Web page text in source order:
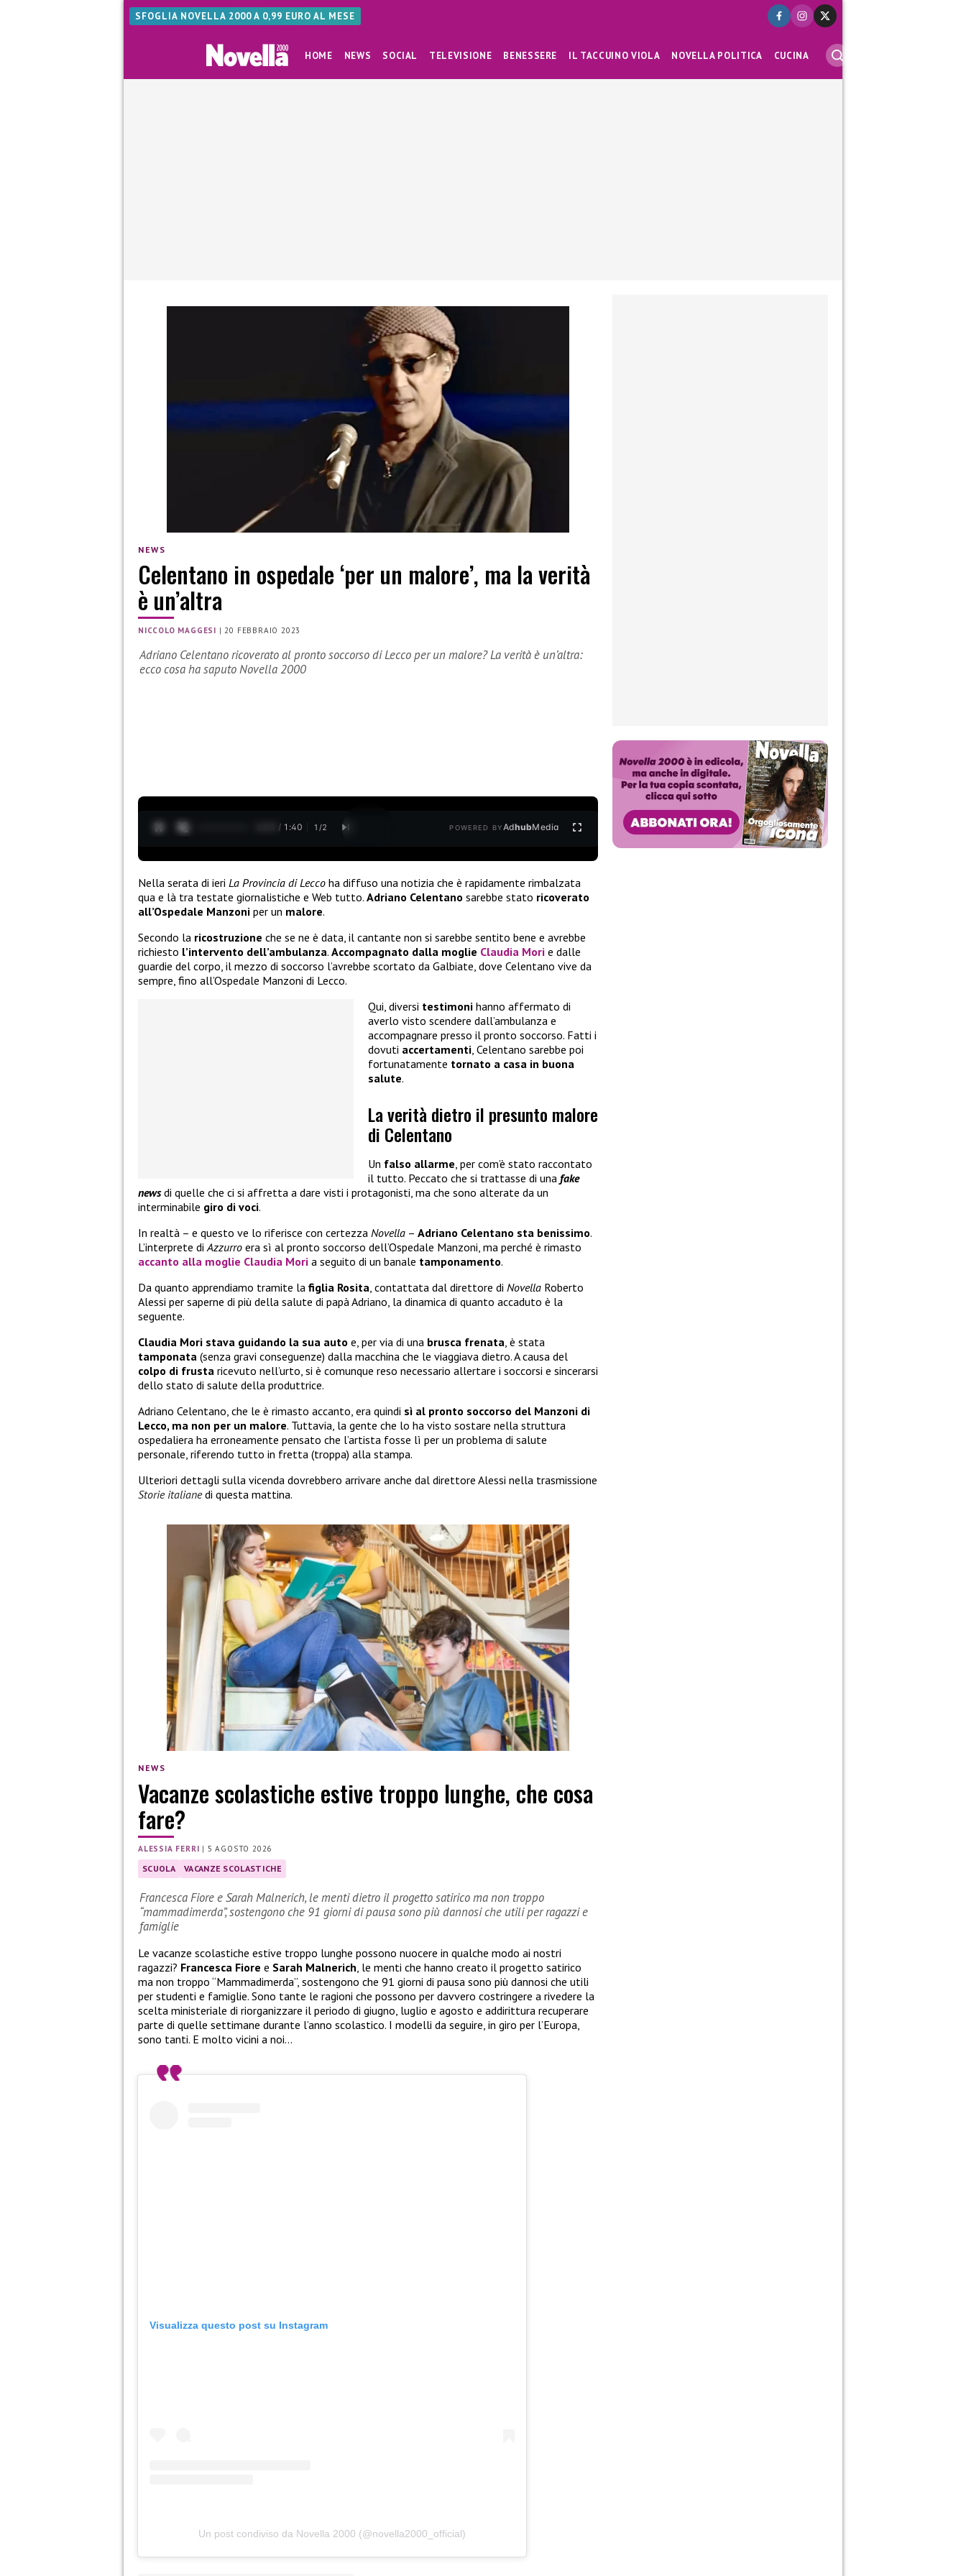
SFOGLIA NOVELLA 2000 A 0,99 EURO AL MESE
HOME NEWS SOCIAL TELEVISIONE BENESSERE IL TACCUINO VIOLA NOVELLA POLITICA CUCINA
NEWS
Celentano in ospedale ‘per un malore’, ma la verità
è un’altra
NICCOLO MAGGESI |20 FEBBRAIO 2023
Adriano Celentano ricoverato al pronto soccorso di Lecco per un malore? La verità è un’altra:
ecco cosa ha saputo Novella 2000
0:04 / 1:40 1 /2 POWERED BYAdhubMedia
Nella serata di ieri La Provincia di Lecco ha diffuso una notizia che è rapidamente rimbalzata
qua e là tra testate giornalistiche e Web tutto. Adriano Celentano sarebbe stato ricoverato
all’Ospedale Manzoni per un malore.
Secondo la ricostruzione che se ne è data, il cantante non si sarebbe sentito bene e avrebbe
richiesto l’intervento dell’ambulanza. Accompagnato dalla moglie Claudia Mori e dalle
guardie del corpo, il mezzo di soccorso l’avrebbe scortato da Galbiate, dove Celentano vive da
sempre, fino all’Ospedale Manzoni di Lecco.
Qui, diversi testimoni hanno affermato di
averlo visto scendere dall’ambulanza e
accompagnare presso il pronto soccorso. Fatti i
dovuti accertamenti , Celentano sarebbe poi
fortunatamente tornato a casa in buona
salute.
La verità dietro il presunto malore
di Celentano
Un falso allarme, per com’è stato raccontato
il tutto. Peccato che si trattasse di una fake
newsdi quelle che ci si affretta a dare visti i protagonisti, ma che sono alterate da un
interminabile giro di voci.
In realtà – e questo ve lo riferisce con certezza Novella – Adriano Celentano sta benissimo.
L’interprete diAzzurro era sì al pronto soccorso dell’Ospedale Manzoni, ma perché è rimasto
accanto alla moglie Claudia Mori a seguito di un banale tamponamento.
Da quanto apprendiamo tramite la figlia Rosita, contattata dal direttore di Novella Roberto
Alessi per saperne di più della salute di papà Adriano, la dinamica di quanto accaduto è la
seguente.
Claudia Mori stava guidando la sua auto e, per via di una brusca frenata, è stata
tamponata (senza gravi conseguenze) dalla macchina che le viaggiava dietro. A causa del
colpo di frusta ricevuto nell’urto, si è comunque reso necessario allertare i soccorsi e sincerarsi
dello stato di salute della produttrice.
Adriano Celentano, che le è rimasto accanto, era quindi sì al pronto soccorso del Manzoni di
Lecco, ma non per un malore. Tuttavia, la gente che lo ha visto sostare nella struttura
ospedaliera ha erroneamente pensato che l’artista fosse lì per un problema di salute
personale, riferendo tutto in fretta (troppa) alla stampa.
Ulteriori dettagli sulla vicenda dovrebbero arrivare anche dal direttore Alessi nella trasmissione
Storie italianedi questa mattina.
NEWS
Vacanze scolastiche estive troppo lunghe, che cosa
fare?
ALESSIA FERRI | 5 AGOSTO 2026
SCUOLA VACANZE SCOLASTICHE
Francesca Fiore e Sarah Malnerich, le menti dietro il progetto satirico ma non troppo
“mammadimerda”, sostengono che 91 giorni di pausa sono più dannosi che utili per ragazzi e
famiglie
Le vacanze scolastiche estive troppo lunghe possono nuocere in qualche modo ai nostri
ragazzi? Francesca Fiore e Sarah Malnerich, le menti che hanno creato il progetto satirico
ma non troppo “Mammadimerda”, sostengono che 91 giorni di pausa sono più dannosi che utili
per studenti e famiglie. Sono tante le ragioni che possono per davvero costringere a rivedere la
scelta ministeriale di riorganizzare il periodo di giugno, luglio e agosto e addirittura recuperare
parte di quelle settimane durante l’anno scolastico. I modelli da seguire, in giro per l’Europa,
sono tanti. E molto vicini a noi…
Visualizza questo post su Instagram
Un post condiviso da Novella 2000 (@novella2000_official)